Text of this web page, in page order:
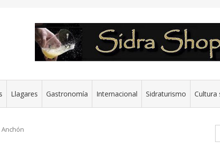
Llagares Gastronomía Internacional Sidraturismo Cultura